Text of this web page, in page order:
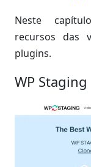
Neste
recursos das
plugins.
WP Staging